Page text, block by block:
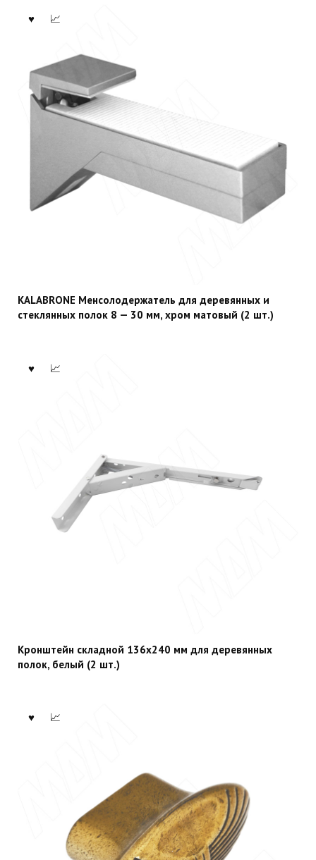
KALABRONE Менсолодержатель для деревянных и
стеклянных полок 8 — 30 мм, хром матовый (2 шт.)
Кронштейн складной 136х240 мм для деревянных
полок, белый (2 шт.)